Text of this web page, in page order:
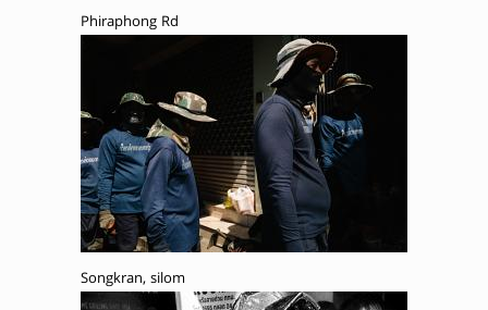
Phiraphong Rd
Songkran, silom